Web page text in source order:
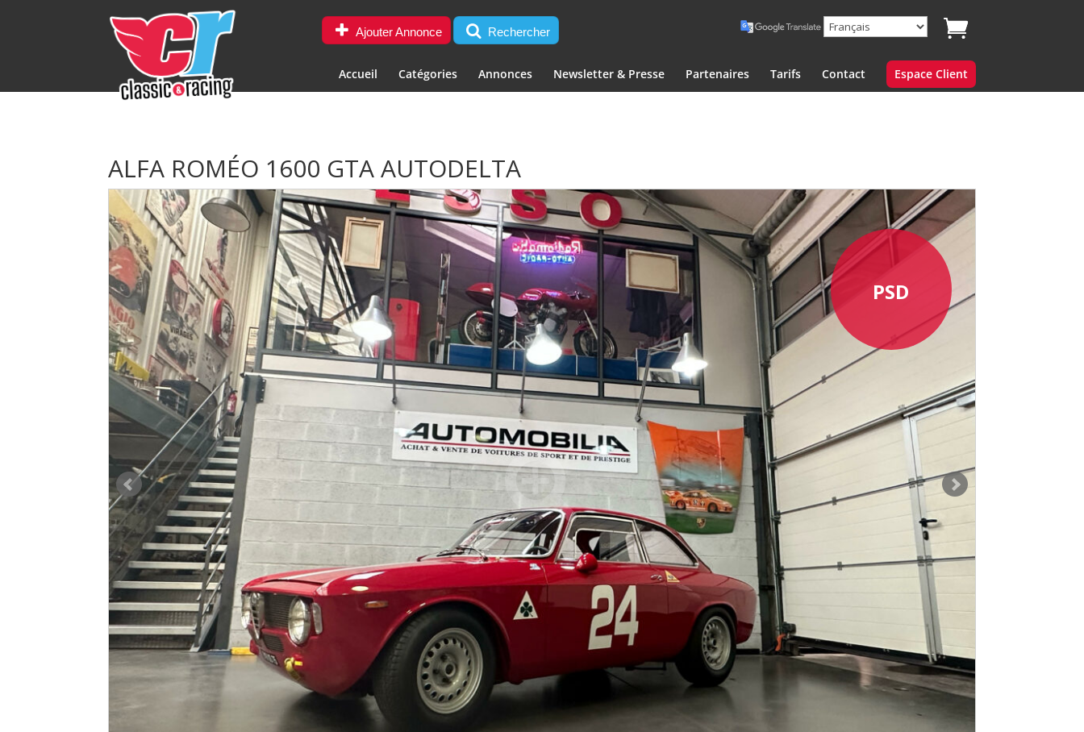
Ajouter Annonce Rechercher
Accueil Catégories Annonces Newsletter & Presse Partenaires Tarifs Contact Espace Client
ALFA ROMÉO 1600 GTA AUTODELTA
PSD